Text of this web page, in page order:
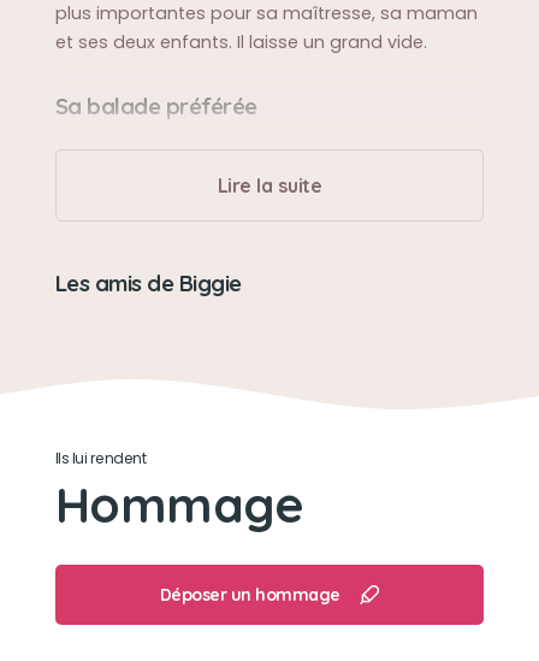
plus importantes pour sa maîtresse, sa maman
et ses deux enfants. Il laisse un grand vide.
Sa balade préférée
Toutes les balades, truffe et oreilles au vent
Sa bêtise préférée
Jusqu'à la fin de sa vie il aura voulu manger tout
ce qu'il y avait dans les poubelles. Impossible de
Son caractère
pas très câlin, mais très proche de sa maîtresse
Son jouet préféré
Tout ce qui se mange
Lire la suite
Les amis de Biggie
Ils lui rendent
Hommage
Déposer un hommage